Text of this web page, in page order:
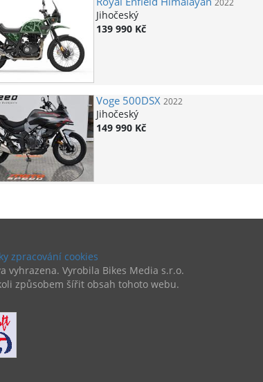
Jihočeský
139 990 Kč
Voge 500DSX 2022
Jihočeský
149 990 Kč
zpracování cookies
vyhrazena. Vyrobila Bikes Media s.r.o.
způsobem šířit obsah tohoto webu.